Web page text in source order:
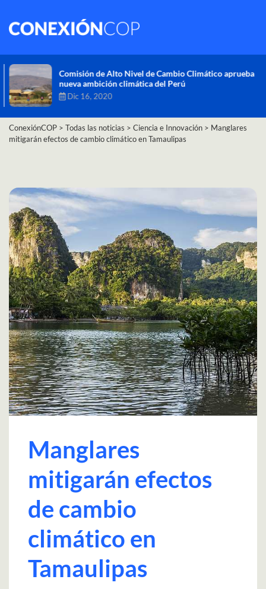
Comisión de Alto Nivel de Cambio Climático aprueba
nueva ambición climática del Perú
Dic 16, 2020
ConexiónCOP > Todas las noticias > Ciencia e Innovación > Manglares
mitigarán efectos de cambio climático en Tamaulipas
Manglares
mitigarán efectos
de cambio
climático en
Tamaulipas